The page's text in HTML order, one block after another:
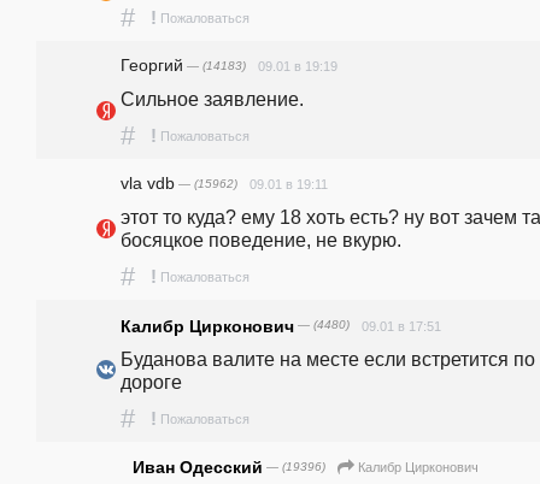
# ! Пожаловаться
Георгий — (14183) 09.01 в 19:19
Сильное заявление.
# ! Пожаловаться
vla vdb — (15962) 09.01 в 19:11
этот то куда? ему 18 хоть есть? ну вот зачем
босяцкое поведение, не вкурю.
# ! Пожаловаться
Калибр Цирконович — (4480) 09.01 в 17:51
Буданова валите на месте если встретится по
дороге
# ! Пожаловаться
Иван Одесский — (19396) Калибр Цирконович